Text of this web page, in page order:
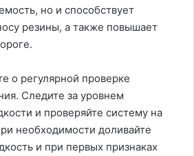
но и способствует
резины, а также повышает
о регулярной проверке
Следите за уровнем
и проверяйте систему на
необходимости доливайте
и при первых признаках